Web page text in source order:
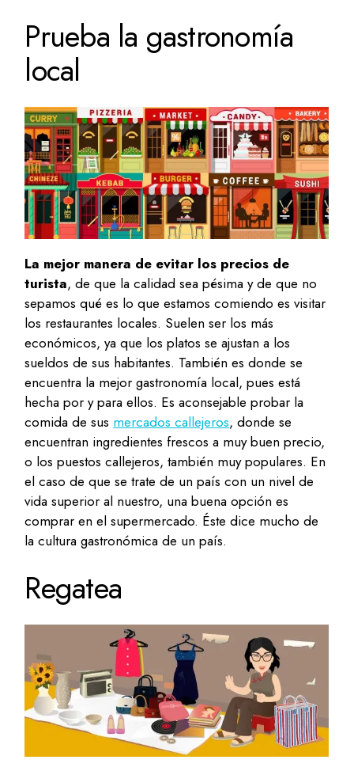
Prueba la gastronomía
local
La mejor manera de evitar los precios de
turista, de que la calidad sea pésima y de que no
sepamos qué es lo que estamos comiendo es visitar
los restaurantes locales. Suelen ser los más
económicos, ya que los platos se ajustan a los
sueldos de sus habitantes. También es donde se
encuentra la mejor gastronomía local, pues está
hecha por y para ellos. Es aconsejable probar la
comida de sus mercados callejeros, donde se
encuentran ingredientes frescos a muy buen precio,
o los puestos callejeros, también muy populares. En
el caso de que se trate de un país con un nivel de
vida superior al nuestro, una buena opción es
comprar en el supermercado. Éste dice mucho de
la cultura gastronómica de un país.
Regatea